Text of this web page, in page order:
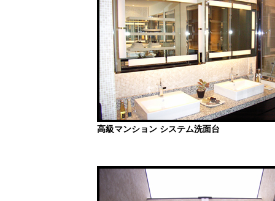
高級マンション システム洗面台